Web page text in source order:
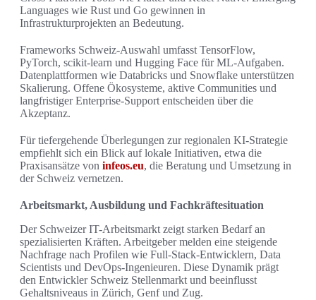
Languages wie Rust und Go gewinnen in
Infrastrukturprojekten an Bedeutung.
Frameworks Schweiz-Auswahl umfasst TensorFlow,
PyTorch, scikit-learn und Hugging Face für ML-Aufgaben.
Datenplattformen wie Databricks und Snowflake unterstützen
Skalierung. Offene Ökosysteme, aktive Communities und
langfristiger Enterprise-Support entscheiden über die
Akzeptanz.
Für tiefergehende Überlegungen zur regionalen KI-Strategie
empfiehlt sich ein Blick auf lokale Initiativen, etwa die
Praxisansätze von infeos.eu, die Beratung und Umsetzung in
der Schweiz vernetzen.
Arbeitsmarkt, Ausbildung und Fachkräftesituation
Der Schweizer IT-Arbeitsmarkt zeigt starken Bedarf an
spezialisierten Kräften. Arbeitgeber melden eine steigende
Nachfrage nach Profilen wie Full-Stack-Entwicklern, Data
Scientists und DevOps-Ingenieuren. Diese Dynamik prägt
den Entwickler Schweiz Stellenmarkt und beeinflusst
Gehaltsniveaus in Zürich, Genf und Zug.